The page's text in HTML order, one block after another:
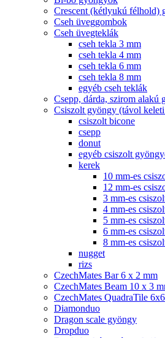
Crescent (kétlyukú félhold)
Cseh üveggombok
Cseh üvegteklák
cseh tekla 3 mm
cseh tekla 4 mm
cseh tekla 6 mm
cseh tekla 8 mm
egyéb cseh teklák
Csepp, dárda, szirom alakú
Csiszolt gyöngy (távol keleti
csiszolt bicone
csepp
donut
egyéb csiszolt
kerek
10 mm-es
12 mm-es
3 mm-es
4 mm-es
5 mm-es
6 mm-es
8 mm-es
nugget
rizs
CzechMates Bar 6 x 2 mm
CzechMates Beam 10 x 3
CzechMates QuadraTile 6x6
Diamonduo
Dragon scale gyöngy
Dropduo